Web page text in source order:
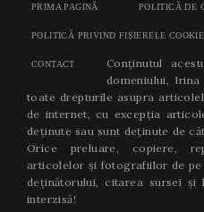
PRIMA PAGINĂ POLITICĂ DE
POLITICĂ PRIVIND FIȘIERELE
CONTACT
Conținutul
domeniului,
toate drepturile asupra
de internet, cu excepția
deținute sau sunt deținute de
Orice preluare, copiere,
articolelor și fotografiilor de pe
deținătorului, citarea sursei și
interzisă!